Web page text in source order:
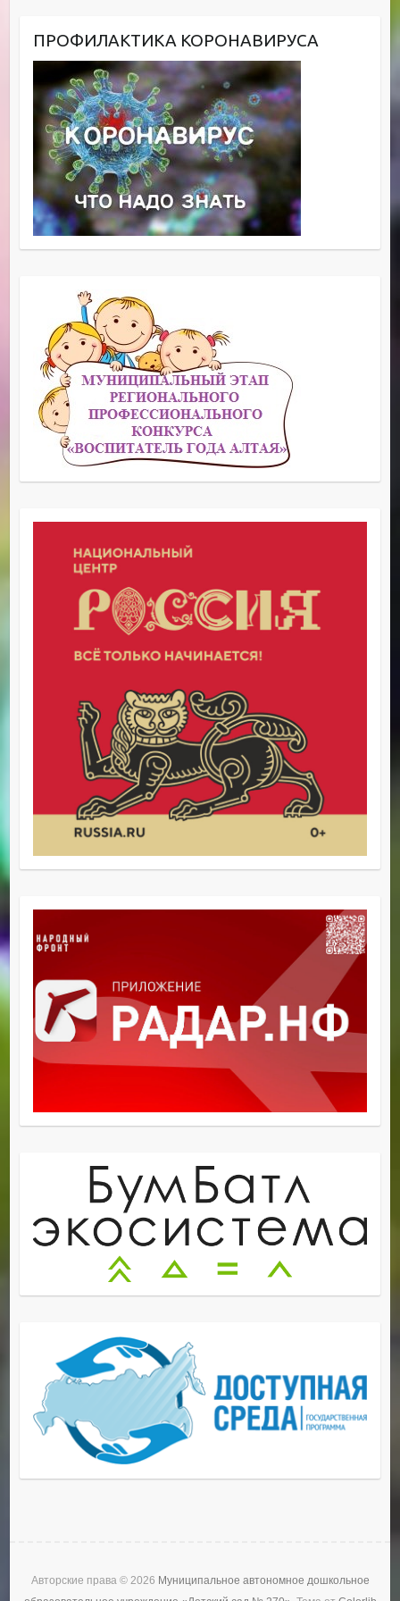
ПРОФИЛАКТИКА КОРОНАВИРУСА
Авторские права © 2026 Муниципальное автономное дошкольное